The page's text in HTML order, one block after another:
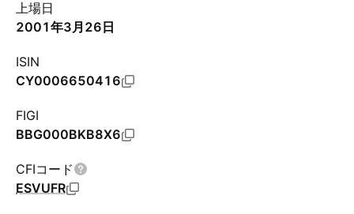
上場日
2001年3月26日
ISIN
CY0006650416
FIGI
BBG000BKB8X6
CFIコード
ESVUFR